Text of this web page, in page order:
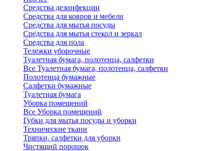
Средства дезинфекции
Средства для ковров и мебели
Средства для мытья посуды
Средства для мытья стекол и зеркал
Средства для пола
Тележки уборочные
Туалетная бумага, полотенца, салфетки
Все Туалетная бумага, полотенца, салфетки
Полотенца бумажные
Салфетки бумажные
Туалетная бумага
Уборка помещений
Все Уборка помещений
Губки для мытья посуды и уборки
Технические ткани
Тряпки, салфетки для уборки
Чистящий порошок